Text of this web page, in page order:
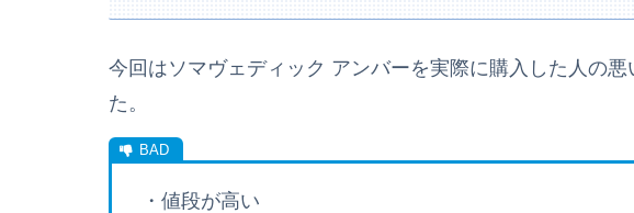
今回はソマヴェディック アンバーを実際に購入した人の
た。
・値段が高い